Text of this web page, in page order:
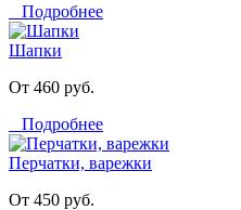
Подробнее
Шапки
От 460 руб.
Подробнее
Перчатки, варежки
От 450 руб.